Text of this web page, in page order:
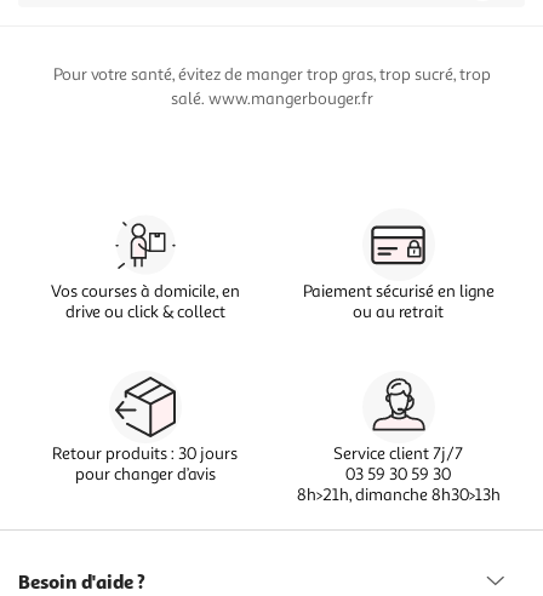
Pour votre santé, évitez de manger trop gras, trop sucré, trop
salé. www.mangerbouger.fr
Vos courses à domicile, en
drive ou click & collect
Paiement sécurisé en ligne
ou au retrait
Retour produits : 30 jours
pour changer d’avis
Service client 7j/7
03 59 30 59 30
8h>21h, dimanche 8h30>13h
Besoin d'aide ?